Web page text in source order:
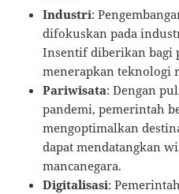
Industri:
difokuskan pada
Insentif diberikan bagi
menerapkan teknologi
Pariwisata: Dengan
pandemi, pemerintah
mengoptimalkan
dapat mendatangkan
mancanegara.
Digitalisasi: